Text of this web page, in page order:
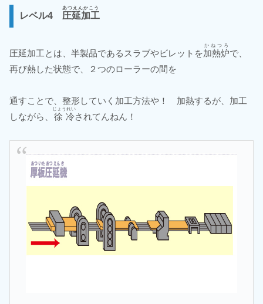
レベル4 圧延加工
あつえんかこう
圧延加工とは、半製品であるスラブやビレットを加熱炉
かねつろ
で、
再び熱した状態で、２つのローラーの間を
通すことで、整形していく加工方法や！ 加熱するが、加工
しながら、 徐冷
じょうれい
されてんねん！